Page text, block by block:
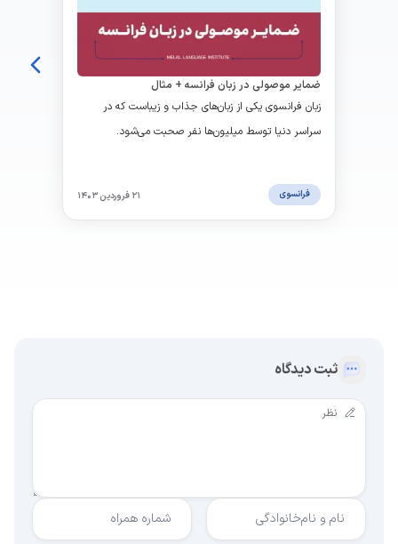
ضمایر موصولی در زبان فرانسه + مثال
زبان فرانسوی یکی از زبان‌های جذاب و زیباست که در
سراسر دنیا توسط میلیون‌ها نفر صحبت می‌شود.
فرانسوی ۲۱ فروردین ۱۴۰۳
ثبت دیدگاه
نام و نام‌خانوادگی شماره همراه